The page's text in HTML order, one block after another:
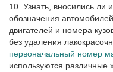
10. Узнать, вносились ли
обозначения
двигателей и номера
без удаления
первоначальный номер
используются различные